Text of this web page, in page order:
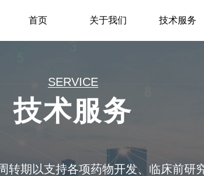
首页 关于我们 技术服务
SERVICE
技术服务
转期以支持各项药物开发、临床前研